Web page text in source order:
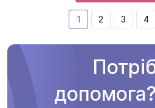
1 2 3 4